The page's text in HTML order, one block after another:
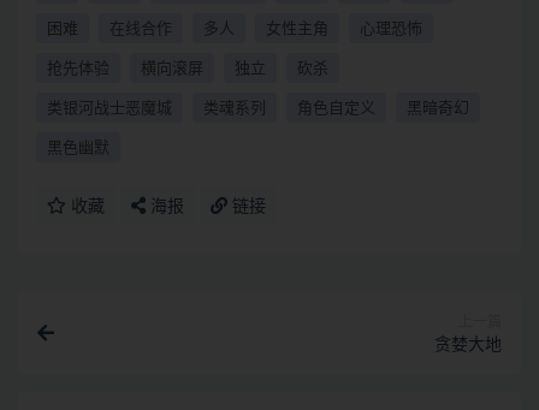
困难 在线合作 多人 女性主角 心理恐怖
抢先体验 横向滚屏 独立 砍杀
类银河战士恶魔城 类魂系列 角色自定义 黑暗奇幻
黑色幽默
收藏 海报 链接
贪婪大地